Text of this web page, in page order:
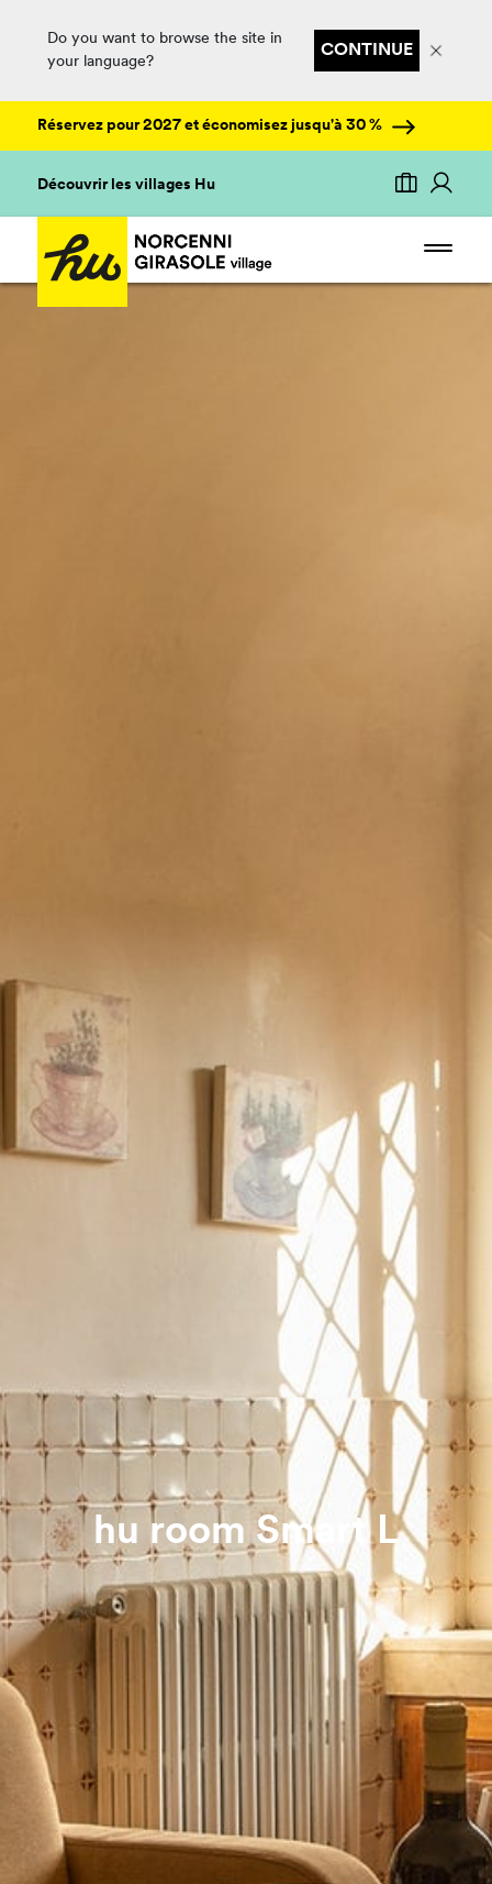
Do you want to browse the site in
your language?
CONTINUE
Réservez pour 2027 et économisez jusqu'à 30 %
Découvrir les villages Hu
hu room Smart L